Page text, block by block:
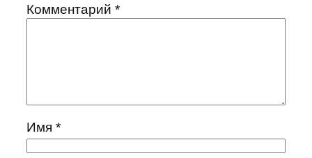
Комментарий *
Имя *